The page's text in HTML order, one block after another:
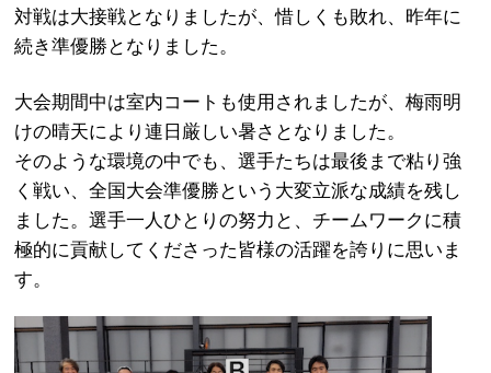
対戦は大接戦となりましたが、惜しくも敗れ、昨年に
続き準優勝となりました。
大会期間中は室内コートも使用されましたが、梅雨明
けの晴天により連日厳しい暑さとなりました。
そのような環境の中でも、選手たちは最後まで粘り強
く戦い、全国大会準優勝という大変立派な成績を残し
ました。選手一人ひとりの努力と、チームワークに積
極的に貢献してくださった皆様の活躍を誇りに思いま
す。